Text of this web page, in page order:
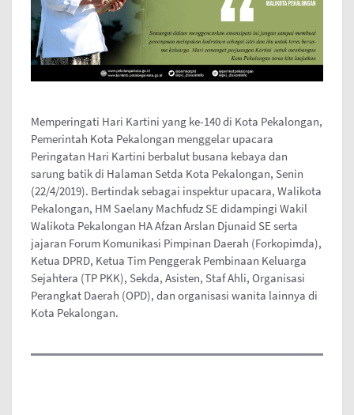
Memperingati Hari Kartini yang ke-140 di Kota Pekalongan,
Pemerintah Kota Pekalongan menggelar upacara
Peringatan Hari Kartini berbalut busana kebaya dan
sarung batik di Halaman Setda Kota Pekalongan, Senin
(22/4/2019). Bertindak sebagai inspektur upacara, Walikota
Pekalongan, HM Saelany Machfudz SE didampingi Wakil
Walikota Pekalongan HA Afzan Arslan Djunaid SE serta
jajaran Forum Komunikasi Pimpinan Daerah (Forkopimda),
Ketua DPRD, Ketua Tim Penggerak Pembinaan Keluarga
Sejahtera (TP PKK), Sekda, Asisten, Staf Ahli, Organisasi
Perangkat Daerah (OPD), dan organisasi wanita lainnya di
Kota Pekalongan.